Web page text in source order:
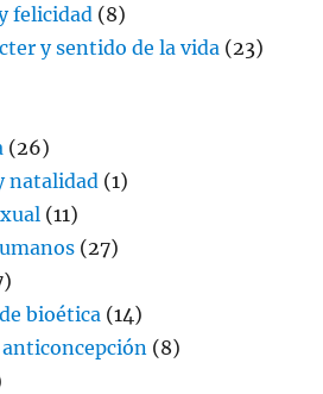
felicidad (8)
y sentido de la vida (23)
(26)
natalidad (1)
(11)
(27)
bioética (14)
(8)